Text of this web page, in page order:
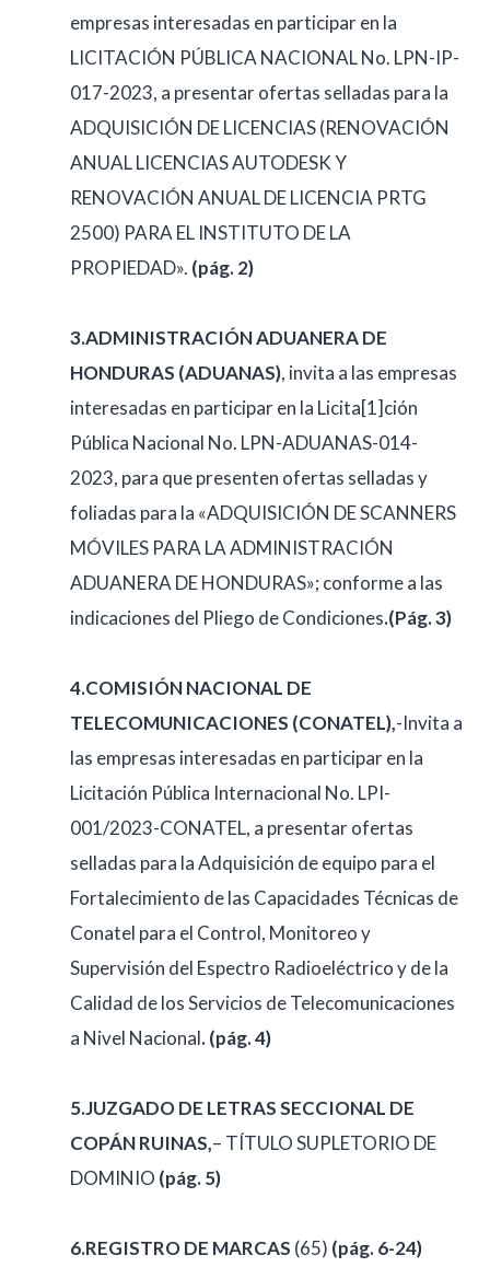
empresas interesadas en participar en la
LICITACIÓN PÚBLICA NACIONAL No. LPN-IP-
017-2023, a presentar ofertas selladas para la
ADQUISICIÓN DE LICENCIAS (RENOVACIÓN
ANUAL LICENCIAS AUTODESK Y
RENOVACIÓN ANUAL DE LICENCIA PRTG
2500) PARA EL INSTITUTO DE LA
PROPIEDAD». (pág. 2)
3.ADMINISTRACIÓN ADUANERA DE
HONDURAS (ADUANAS), invita a las empresas
interesadas en participar en la Licita[1]ción
Pública Nacional No. LPN-ADUANAS-014-
2023, para que presenten ofertas selladas y
foliadas para la «ADQUISICIÓN DE SCANNERS
MÓVILES PARA LA ADMINISTRACIÓN
ADUANERA DE HONDURAS»; conforme a las
indicaciones del Pliego de Condiciones.(Pág. 3)
4.COMISIÓN NACIONAL DE
TELECOMUNICACIONES (CONATEL),-Invita a
las empresas interesadas en participar en la
Licitación Pública Internacional No. LPI-
001/2023-CONATEL, a presentar ofertas
selladas para la Adquisición de equipo para el
Fortalecimiento de las Capacidades Técnicas de
Conatel para el Control, Monitoreo y
Supervisión del Espectro Radioeléctrico y de la
Calidad de los Servicios de Telecomunicaciones
a Nivel Nacional. (pág. 4)
5.JUZGADO DE LETRAS SECCIONAL DE
COPÁN RUINAS,– TÍTULO SUPLETORIO DE
DOMINIO (pág. 5)
6.REGISTRO DE MARCAS (65) (pág. 6-24)